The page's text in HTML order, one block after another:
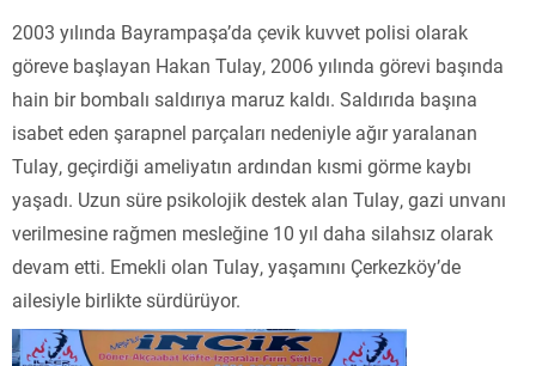
2003 yılında Bayrampaşa’da çevik kuvvet polisi olarak
göreve başlayan Hakan Tulay, 2006 yılında görevi başında
hain bir bombalı saldırıya maruz kaldı. Saldırıda başına
isabet eden şarapnel parçaları nedeniyle ağır yaralanan
Tulay, geçirdiği ameliyatın ardından kısmi görme kaybı
yaşadı. Uzun süre psikolojik destek alan Tulay, gazi unvanı
verilmesine rağmen mesleğine 10 yıl daha silahsız olarak
devam etti. Emekli olan Tulay, yaşamını Çerkezköy’de
ailesiyle birlikte sürdürüyor.